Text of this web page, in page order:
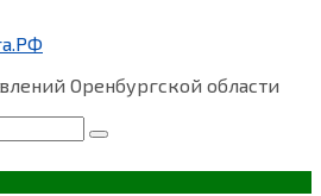
Оренбургской области